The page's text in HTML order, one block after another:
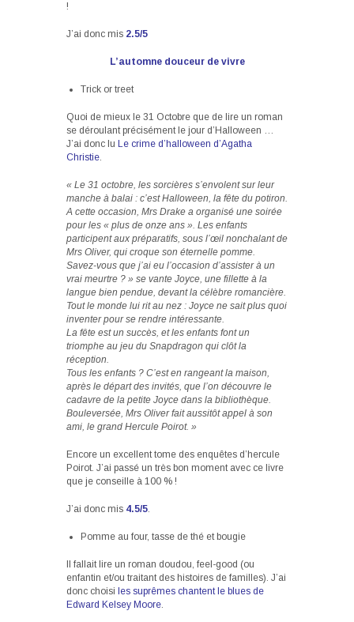
!
J’ai donc mis 2.5/5
L’automne douceur de vivre
Trick or treet
Quoi de mieux le 31 Octobre que de lire un roman
se déroulant précisément le jour d’Halloween …
J’ai donc lu Le crime d’halloween d’Agatha
Christie.
« Le 31 octobre, les sorcières s’envolent sur leur
manche à balai : c’est Halloween, la fête du potiron.
A cette occasion, Mrs Drake a organisé une soirée
pour les « plus de onze ans ». Les enfants
participent aux préparatifs, sous l’œil nonchalant de
Mrs Oliver, qui croque son éternelle pomme.
Savez-vous que j’ai eu l’occasion d’assister à un
vrai meurtre ? » se vante Joyce, une fillette à la
langue bien pendue, devant la célèbre romancière.
Tout le monde lui rit au nez : Joyce ne sait plus quoi
inventer pour se rendre intéressante.
La fête est un succès, et les enfants font un
triomphe au jeu du Snapdragon qui clôt la
réception.
Tous les enfants ? C’est en rangeant la maison,
après le départ des invités, que l’on découvre le
cadavre de la petite Joyce dans la bibliothèque.
Bouleversée, Mrs Oliver fait aussitôt appel à son
ami, le grand Hercule Poirot. »
Encore un excellent tome des enquêtes d’hercule
Poirot. J’ai passé un très bon moment avec ce livre
que je conseille à 100 % !
J’ai donc mis 4.5/5.
Pomme au four, tasse de thé et bougie
Il fallait lire un roman doudou, feel-good (ou
enfantin et/ou traitant des histoires de familles). J’ai
donc choisi les suprêmes chantent le blues de
Edward Kelsey Moore.